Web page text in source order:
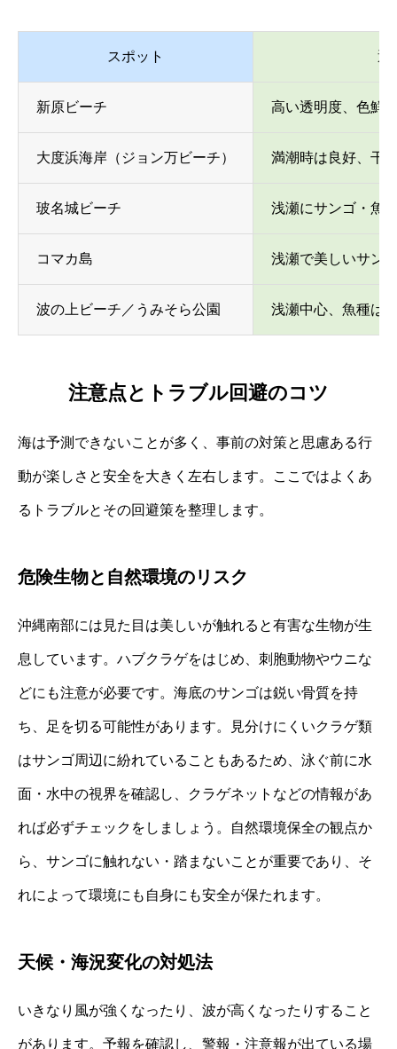
スポット 透
新原ビーチ 高い透明度、色鮮
大度浜海岸（ジョン万ビーチ） 満潮時は良好、干
玻名城ビーチ 浅瀬にサンゴ・魚
コマカ島 浅瀬で美しいサン
波の上ビーチ／うみそら公園 浅瀬中心、魚種は
注意点とトラブル回避のコツ
海は予測できないことが多く、事前の対策と思慮ある行
動が楽しさと安全を大きく左右します。ここではよくあ
るトラブルとその回避策を整理します。
危険生物と自然環境のリスク
沖縄南部には見た目は美しいが触れると有害な生物が生
息しています。ハブクラゲをはじめ、刺胞動物やウニな
どにも注意が必要です。海底のサンゴは鋭い骨質を持
ち、足を切る可能性があります。見分けにくいクラゲ類
はサンゴ周辺に紛れていることもあるため、泳ぐ前に水
面・水中の視界を確認し、クラゲネットなどの情報があ
れば必ずチェックをしましょう。自然環境保全の観点か
ら、サンゴに触れない・踏まないことが重要であり、そ
れによって環境にも自身にも安全が保たれます。
天候・海況変化の対処法
いきなり風が強くなったり、波が高くなったりすること
があります。予報を確認し、警報・注意報が出ている場